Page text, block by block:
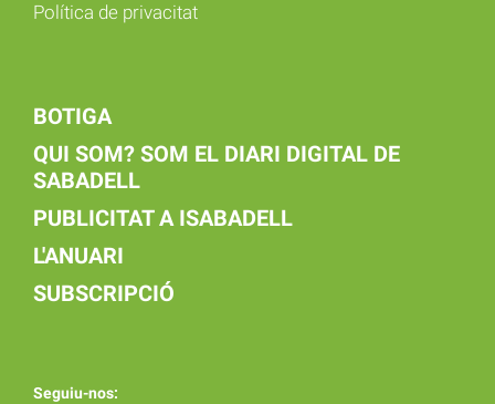
Política de privacitat
BOTIGA
QUI SOM? SOM EL DIARI DIGITAL DE
SABADELL
PUBLICITAT A ISABADELL
L'ANUARI
SUBSCRIPCIÓ
Seguiu-nos: